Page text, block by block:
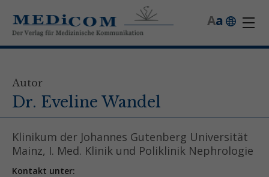
a
A
Autor
Dr. Eveline Wandel
Klinikum der Johannes Gutenberg Universität
Mainz, I. Med. Klinik und Poliklinik Nephrologie
Kontakt unter: